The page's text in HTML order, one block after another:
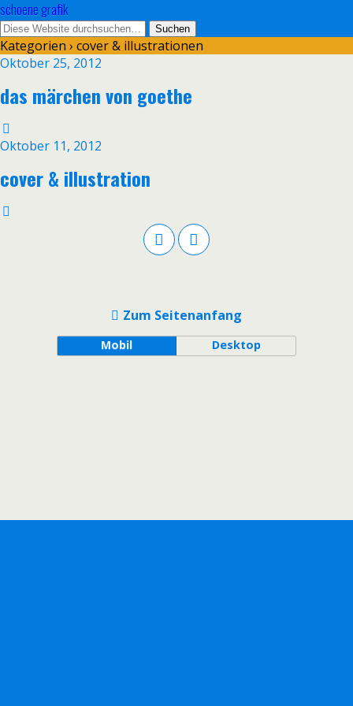
schoene grafik
Kategorien › cover & illustrationen
Oktober 25, 2012
das märchen von goethe
Oktober 11, 2012
cover & illustration
Zum Seitenanfang
Mobil Desktop